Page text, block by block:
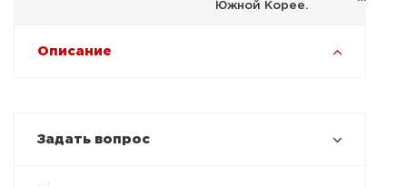
Южной Корее.
Описание
Задать вопрос